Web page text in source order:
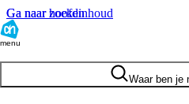
Ga naar hoofdinhoud
Ga naar zoeken
menu
Waar ben je